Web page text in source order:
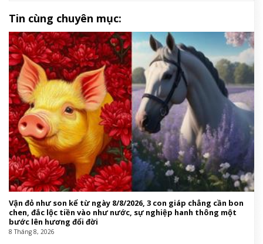
Tin cùng chuyên mục:
Vận đỏ như son kể từ ngày 8/8/2026, 3 con giáp chẳng cần bon
chen, đắc lộc tiền vào như nước, sự nghiệp hanh thông một
bước lên hương đổi đời
8 Tháng 8, 2026